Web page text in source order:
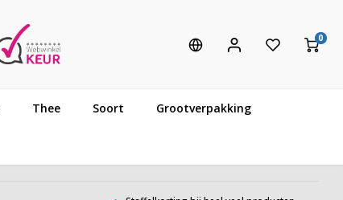
0
Thee Soort Grootverpakking